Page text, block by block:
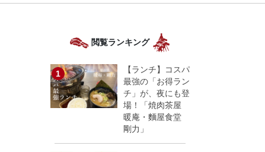
閲覧ランキング
【ランチ】コスパ
最強の「お得ラン
チ」が、夜にも登
場！「焼肉茶屋
暖庵・麵屋食堂
剛力」